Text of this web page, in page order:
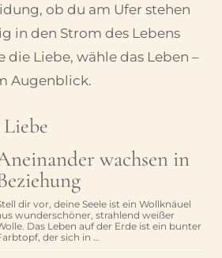
ob du am Ufer stehen
in den Strom des Lebens
die Liebe, wähle das Leben –
Augenblick.
wachsen in
dir vor, deine Seele ist ein Wollknäuel
wunderschöner, strahlend weißer
Das Leben auf der Erde ist ein bunter
der sich in …